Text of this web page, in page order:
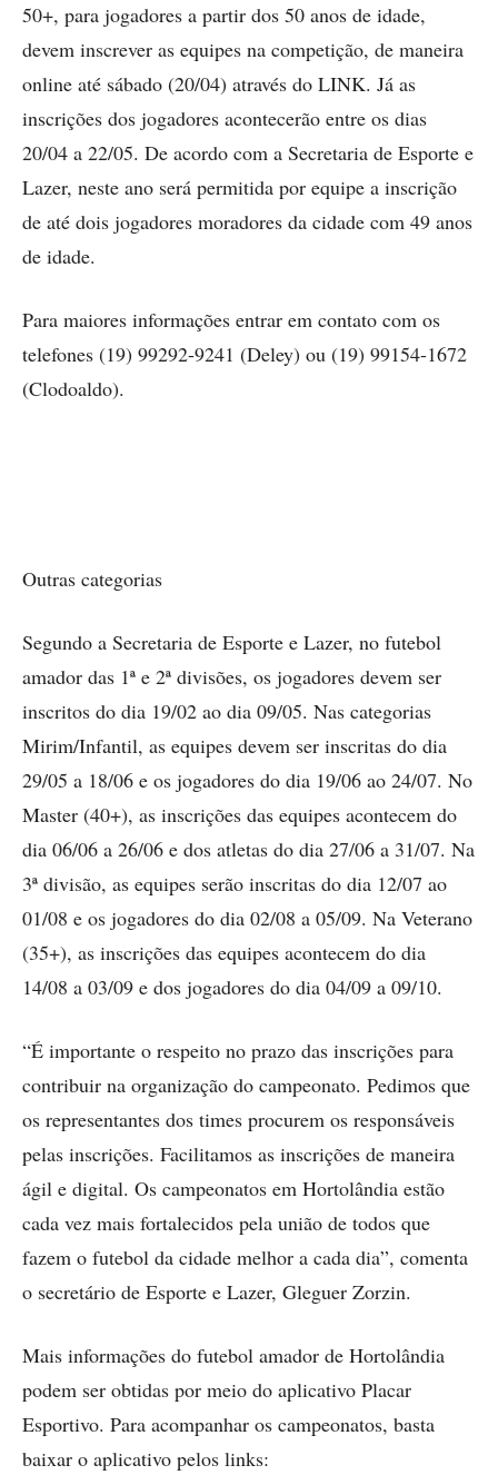
50+, para jogadores a partir dos 50 anos de idade,
devem inscrever as equipes na competição, de maneira
online até sábado (20/04) através do LINK. Já as
inscrições dos jogadores acontecerão entre os dias
20/04 a 22/05. De acordo com a Secretaria de Esporte e
Lazer, neste ano será permitida por equipe a inscrição
de até dois jogadores moradores da cidade com 49 anos
de idade.
Para maiores informações entrar em contato com os
telefones (19) 99292-9241 (Deley) ou (19) 99154-1672
(Clodoaldo).
Outras categorias
Segundo a Secretaria de Esporte e Lazer, no futebol
amador das 1ª e 2ª divisões, os jogadores devem ser
inscritos do dia 19/02 ao dia 09/05. Nas categorias
Mirim/Infantil, as equipes devem ser inscritas do dia
29/05 a 18/06 e os jogadores do dia 19/06 ao 24/07. No
Master (40+), as inscrições das equipes acontecem do
dia 06/06 a 26/06 e dos atletas do dia 27/06 a 31/07. Na
3ª divisão, as equipes serão inscritas do dia 12/07 ao
01/08 e os jogadores do dia 02/08 a 05/09. Na Veterano
(35+), as inscrições das equipes acontecem do dia
14/08 a 03/09 e dos jogadores do dia 04/09 a 09/10.
“É importante o respeito no prazo das inscrições para
contribuir na organização do campeonato. Pedimos que
os representantes dos times procurem os responsáveis
pelas inscrições. Facilitamos as inscrições de maneira
ágil e digital. Os campeonatos em Hortolândia estão
cada vez mais fortalecidos pela união de todos que
fazem o futebol da cidade melhor a cada dia”, comenta
o secretário de Esporte e Lazer, Gleguer Zorzin.
Mais informações do futebol amador de Hortolândia
podem ser obtidas por meio do aplicativo Placar
Esportivo. Para acompanhar os campeonatos, basta
baixar o aplicativo pelos links: